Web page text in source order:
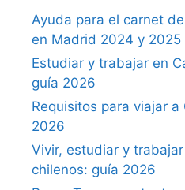
Ayuda para el carnet
en Madrid 2024 y 2025
Estudiar y trabajar en
guía 2026
Requisitos para viajar
2026
Vivir, estudiar y
chilenos: guía 2026